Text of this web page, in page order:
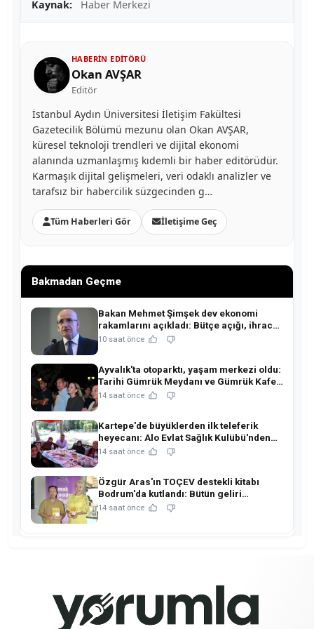
Kaynak: Haber Merkezi
HABERIN EDITÖRÜ
Okan AVŞAR
Editör
İstanbul Aydın Üniversitesi İletişim Fakültesi
Gazetecilik Bölümü mezunu olan Okan AVŞAR,
küresel teknoloji trendleri ve dijital ekonomi
alanında uzmanlaşmış kıdemli bir haber editörüdür.
Karmaşık dijital gelişmeleri, veri odaklı analizler ve
tarafsız bir habercilik süzgecinden g…
Tüm Haberleri Gör İletişime Geç
Bakmadan Geçme
Bakan Mehmet Şimşek dev ekonomi
rakamlarını açıkladı: Bütçe açığı, ihracat
ve rezervlerde kritik tablo!
10 saat önce
Ayvalık'ta otoparktı, yaşam merkezi oldu:
Tarihi Gümrük Meydanı ve Gümrük Kafe
açıldı!
14 saat önce
Kartepe'de büyüklerden ilk teleferik
heyecanı: Alo Evlat Sağlık Kulübü'nden
anlamlı buluşma!
14 saat önce
Özgür Aras'ın TOÇEV destekli kitabı
Bodrum'da kutlandı: Bütün geliri
çocukların eğitimine!
14 saat önce